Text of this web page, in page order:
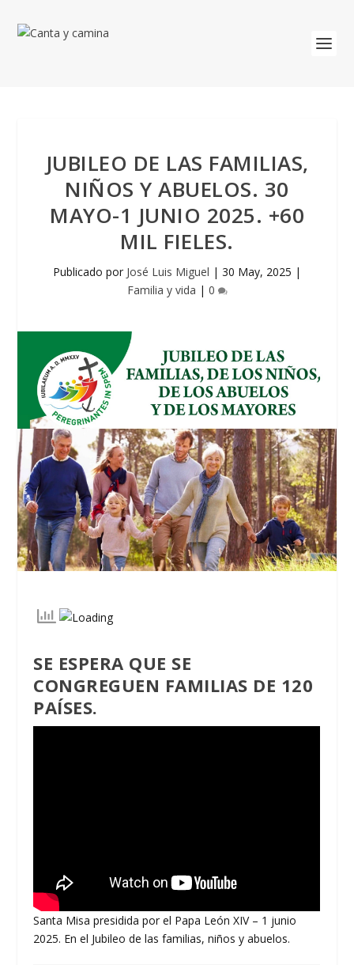
JUBILEO DE LAS FAMILIAS,
NIÑOS Y ABUELOS. 30
MAYO-1 JUNIO 2025. +60
MIL FIELES.
Publicado por José Luis Miguel | 30 May, 2025 |
Familia y vida | 0
SE ESPERA QUE SE
CONGREGUEN FAMILIAS DE 120
PAÍSES.
Santa Misa presidida por el Papa León XIV – 1 junio
2025. En el Jubileo de las familias, niños y abuelos.